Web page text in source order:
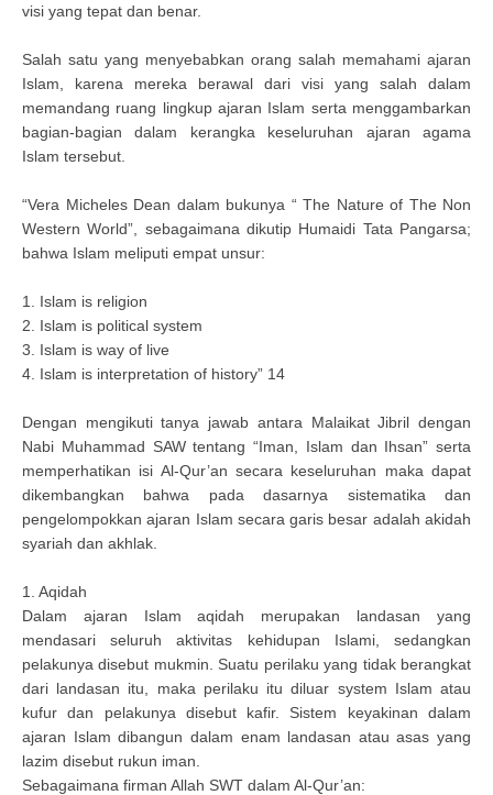
visi yang tepat dan benar.
Salah satu yang menyebabkan orang salah memahami ajaran
Islam, karena mereka berawal dari visi yang salah dalam
memandang ruang lingkup ajaran Islam serta menggambarkan
bagian-bagian dalam kerangka keseluruhan ajaran agama
Islam tersebut.
“Vera Micheles Dean dalam bukunya “ The Nature of The Non
Western World”, sebagaimana dikutip Humaidi Tata Pangarsa;
bahwa Islam meliputi empat unsur:
1. Islam is religion
2. Islam is political system
3. Islam is way of live
4. Islam is interpretation of history” 14
Dengan mengikuti tanya jawab antara Malaikat Jibril dengan
Nabi Muhammad SAW tentang “Iman, Islam dan Ihsan” serta
memperhatikan isi Al-Qur’an secara keseluruhan maka dapat
dikembangkan bahwa pada dasarnya sistematika dan
pengelompokkan ajaran Islam secara garis besar adalah akidah
syariah dan akhlak.
1. Aqidah
Dalam ajaran Islam aqidah merupakan landasan yang
mendasari seluruh aktivitas kehidupan Islami, sedangkan
pelakunya disebut mukmin. Suatu perilaku yang tidak berangkat
dari landasan itu, maka perilaku itu diluar system Islam atau
kufur dan pelakunya disebut kafir. Sistem keyakinan dalam
ajaran Islam dibangun dalam enam landasan atau asas yang
lazim disebut rukun iman.
Sebagaimana firman Allah SWT dalam Al-Qur’an: